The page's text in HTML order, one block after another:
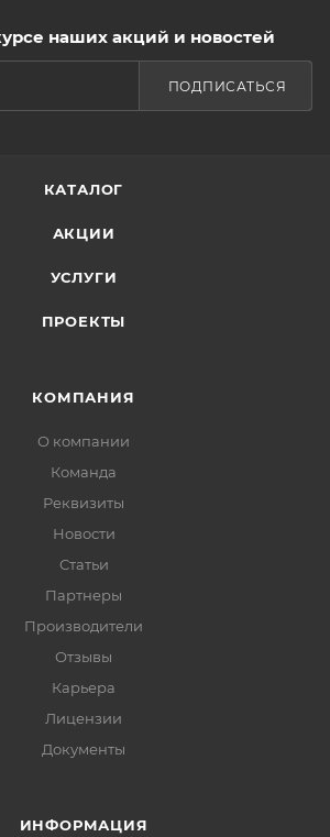
наших акций и новостей
ПОДПИСАТЬСЯ
КАТАЛОГ
АКЦИИ
УСЛУГИ
ПРОЕКТЫ
КОМПАНИЯ
О компании
Команда
Реквизиты
Новости
Статьи
Партнеры
Производители
Отзывы
Карьера
Лицензии
Документы
ИНФОРМАЦИЯ